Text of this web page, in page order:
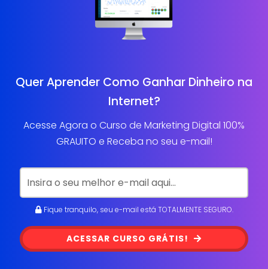
Quer Aprender Como Ganhar Dinheiro na
Internet?
Acesse Agora o Curso de Marketing Digital 100%
GRAUITO e Receba no seu e-mail!
Fique tranquilo, seu e-mail está TOTALMENTE SEGURO.
ACESSAR CURSO GRÁTIS!